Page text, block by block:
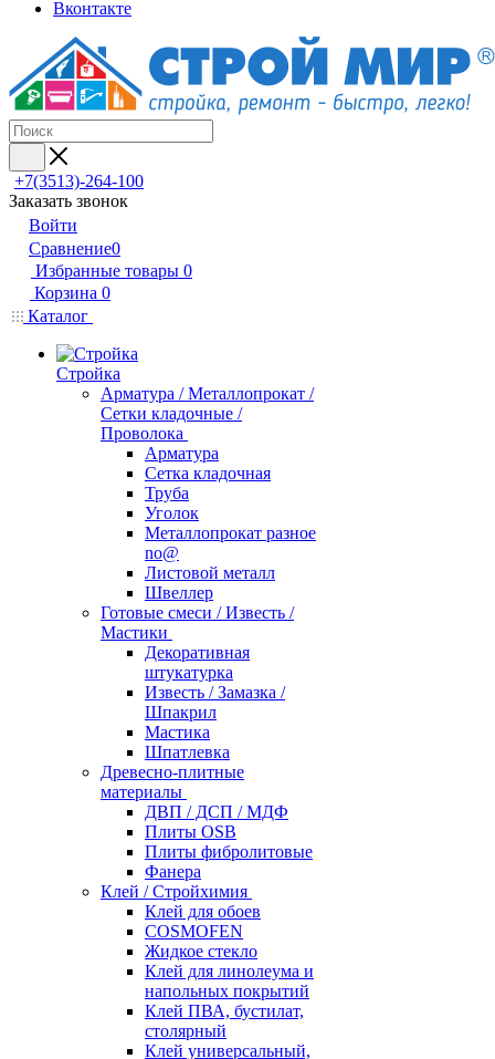
Вконтакте
+7(3513)-264-100
Заказать звонок
Войти
Сравнение0
Избранные товары 0
Корзина 0
Каталог
Стройка
Арматура / Металлопрокат /
Сетки кладочные /
Проволока
Арматура
Сетка кладочная
Труба
Уголок
Металлопрокат разное
no@
Листовой металл
Швеллер
Готовые смеси / Известь /
Мастики
Декоративная
штукатурка
Известь / Замазка /
Шпакрил
Мастика
Шпатлевка
Древесно-плитные
материалы
ДВП / ДСП / МДФ
Плиты OSB
Плиты фибролитовые
Фанера
Клей / Стройхимия
Клей для обоев
COSMOFEN
Жидкое стекло
Клей для линолеума и
напольных покрытий
Клей ПВА, бустилат,
столярный
Клей универсальный,